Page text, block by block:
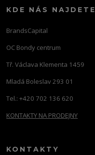
KDE NÁS NAJDETE
BrandsCapital
OC Bondy centrum
Tř. Václava Klementa 1459
Mladá Boleslav 293 01
Tel.: +420 702 136 620
KONTAKTY NA PRODEJNY
KONTAKTY